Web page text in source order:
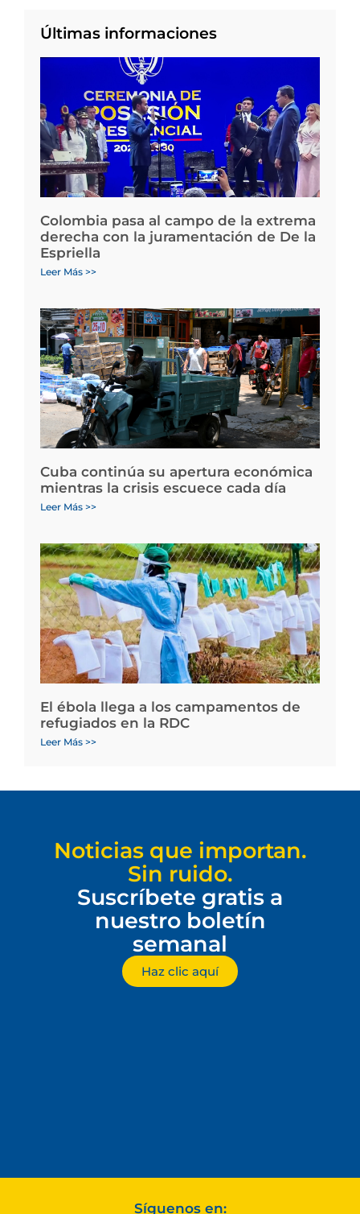
Últimas informaciones
Colombia pasa al campo de la extrema
derecha con la juramentación de De la
Espriella
Leer Más >>
Cuba continúa su apertura económica
mientras la crisis escuece cada día
Leer Más >>
El ébola llega a los campamentos de
refugiados en la RDC
Leer Más >>
Noticias que importan.
Sin ruido.
Suscríbete gratis a
nuestro boletín
semanal
Haz clic aquí
Síguenos en: